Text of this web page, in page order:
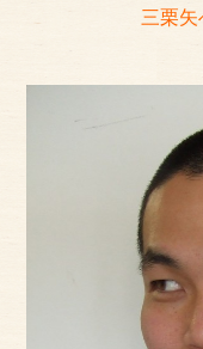
三栗矢